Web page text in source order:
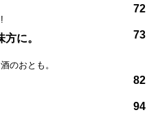
に。
のおとも。
72
73
82
94